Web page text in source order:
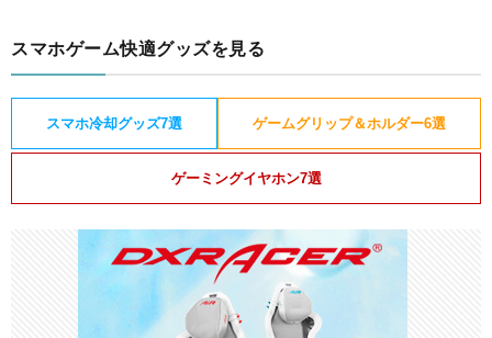
スマホゲーム快適グッズを見る
スマホ冷却グッズ7選 ゲームグリップ＆ホルダー6選
ゲーミングイヤホン7選